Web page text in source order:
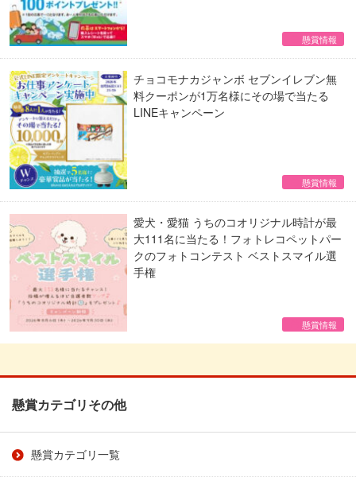
懸賞情報
チョコモナカジャンボ セブンイレブン無
料クーポンが1万名様にその場で当たる
LINEキャンペーン
懸賞情報
愛犬・愛猫 うちのコオリジナル時計が最
大111名に当たる！フォトレコペットパー
クのフォトコンテスト ベストスマイル選
手権
懸賞情報
懸賞カテゴリその他
懸賞カテゴリ一覧